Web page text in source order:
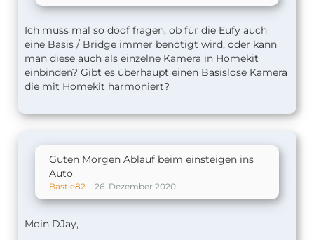
Ich muss mal so doof fragen, ob für die Eufy auch
eine Basis / Bridge immer benötigt wird, oder kann
man diese auch als einzelne Kamera in Homekit
einbinden? Gibt es überhaupt einen Basislose Kamera
die mit Homekit harmoniert?
Guten Morgen Ablauf beim einsteigen ins
Auto
Bastie82 26. Dezember 2020
Moin DJay,